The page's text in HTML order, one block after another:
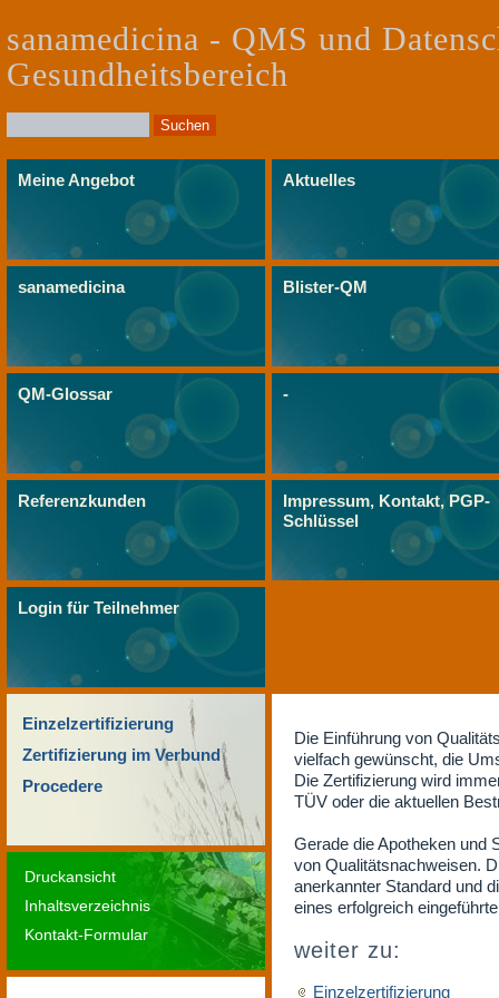
sanamedicina - QMS und
Gesundheitsbereich
Meine Angebot Aktuelles
sanamedicina Blister-QM
QM-Glossar -
Referenzkunden
Impressum, Kontakt, PGP-
Schlüssel
Login für Teilnehmer
Einzelzertifizierung
Zertifizierung im Verbund
Procedere
Druckansicht
Inhaltsverzeichnis
Kontakt-Formular
Die Einführung von
vielfach gewünscht, die
Die Zertifizierung wird
TÜV oder die aktuellen
Gerade die Apotheken und
von Qualitätsnachweisen.
anerkannter Standard und
eines erfolgreich
weiter zu:
Einzelzertifizierung